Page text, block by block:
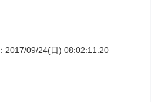
：2017/09/24(日) 08:02:11.20